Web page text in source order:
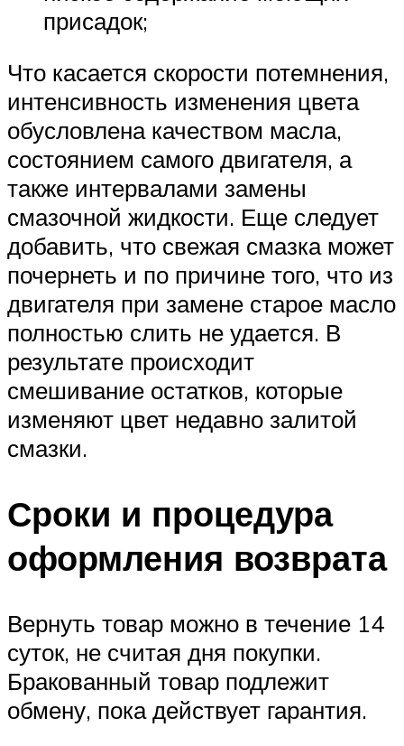
присадок;
Что касается скорости потемнения,
интенсивность изменения цвета
обусловлена качеством масла,
состоянием самого двигателя, а
также интервалами замены
смазочной жидкости. Еще следует
добавить, что свежая смазка может
почернеть и по причине того, что из
двигателя при замене старое масло
полностью слить не удается. В
результате происходит
смешивание остатков, которые
изменяют цвет недавно залитой
смазки.
Сроки и процедура
оформления возврата
Вернуть товар можно в течение 14
суток, не считая дня покупки.
Бракованный товар подлежит
обмену, пока действует гарантия.